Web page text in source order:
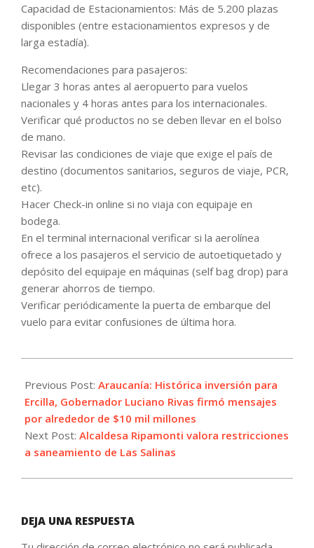
Capacidad de Estacionamientos: Más de 5.200 plazas
disponibles (entre estacionamientos expresos y de
larga estadía).
Recomendaciones para pasajeros:
Llegar 3 horas antes al aeropuerto para vuelos
nacionales y 4 horas antes para los internacionales.
Verificar qué productos no se deben llevar en el bolso
de mano.
Revisar las condiciones de viaje que exige el país de
destino (documentos sanitarios, seguros de viaje, PCR,
etc).
Hacer Check-in online si no viaja con equipaje en
bodega.
En el terminal internacional verificar si la aerolínea
ofrece a los pasajeros el servicio de autoetiquetado y
depósito del equipaje en máquinas (self bag drop) para
generar ahorros de tiempo.
Verificar periódicamente la puerta de embarque del
vuelo para evitar confusiones de última hora.
09-
12
Previous Post: Araucanía: Histórica inversión para
Ercilla, Gobernador Luciano Rivas firmó mensajes
por alrededor de $10 mil millones
Next Post: Alcaldesa Ripamonti valora restricciones
a saneamiento de Las Salinas
DEJA UNA RESPUESTA